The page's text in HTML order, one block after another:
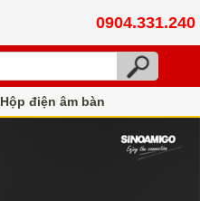
0904.331.240
Hộp điện âm bàn